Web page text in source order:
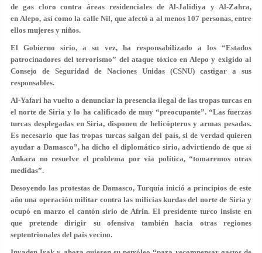
de gas cloro contra áreas residenciales de Al-Jalidiya y Al-Zahra,
en Alepo, así como la calle Nil, que afectó a al menos 107 personas, entre
ellos mujeres y niños.
El Gobierno sirio, a su vez, ha responsabilizado a los “Estados
patrocinadores del terrorismo” del ataque tóxico en Alepo y exigido al
Consejo de Seguridad de Naciones Unidas (CSNU) castigar a sus
responsables.
Al-Yafari ha vuelto a denunciar la presencia ilegal de las tropas turcas en
el norte de Siria y lo ha calificado de muy “preocupante”. “Las fuerzas
turcas desplegadas en Siria, disponen de helicópteros y armas pesadas.
Es necesario que las tropas turcas salgan del país, si de verdad quieren
ayudar a Damasco”, ha dicho el diplomático sirio, advirtiendo de que si
Ankara no resuelve el problema por vía política, “tomaremos otras
medidas”.
Desoyendo las protestas de Damasco, Turquía inició a principios de este
año una operación militar contra las milicias kurdas del norte de Siria y
ocupó en marzo el cantón sirio de Afrin. El presidente turco insiste en
que pretende dirigir su ofensiva también hacia otras regiones
septentrionales del país vecino.